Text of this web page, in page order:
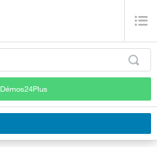
Démos24Plus